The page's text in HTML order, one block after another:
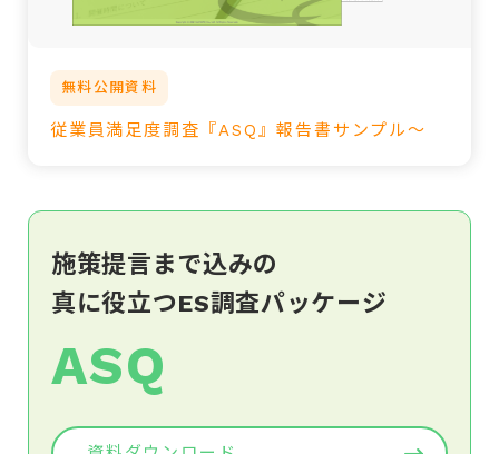
無料公開資料
従業員満足度調査『ASQ』報告書サンプル～
施策提言まで込みの
真に役立つES調査パッケージ
ASQ